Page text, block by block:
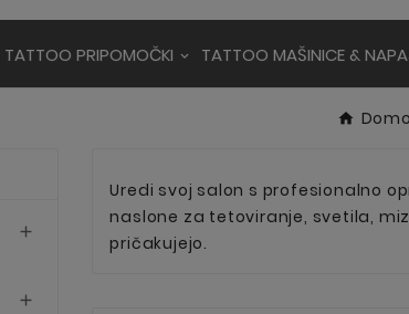
TATTOO PRIPOMOČKI TATTOO MAŠINICE &


Uredi svoj salon s profesionalno
naslone za tetoviranje, svetila,
pričakujejo.